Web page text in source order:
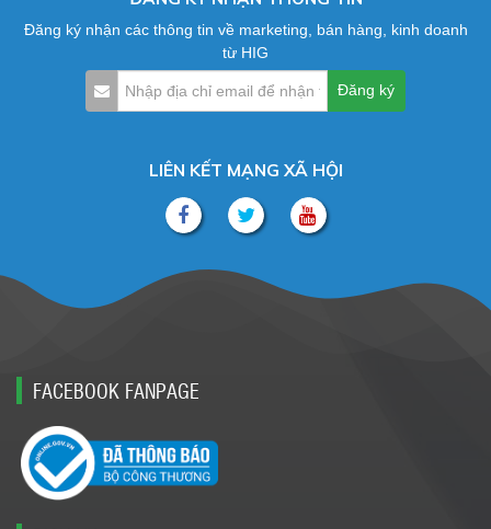
Đăng ký nhận các thông tin về marketing, bán hàng, kinh doanh
từ HIG
LIÊN KẾT MẠNG XÃ HỘI
FACEBOOK FANPAGE